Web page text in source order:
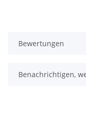
Bewertungen
Benachrichtigen,